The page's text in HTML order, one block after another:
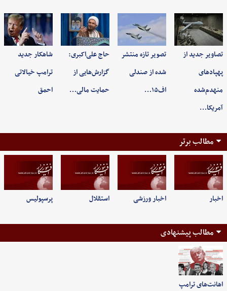
تصاویر جدید از
پهپادهای
منهدم‌شده
آمریکا…
تصویر تازه منتشر
شده از صندلی
اف۱۵…
حاج علی‌اکبری:
گزارش‌هایی از
حمایت مالی…
شاهکار جدید
ترامپ خیالاتی
احمق
مطالب برتر
اخبار اخبار ورزشی استقلال پرسپولیس
مطالب پیشنهادی
اهانت‌های ترامپ